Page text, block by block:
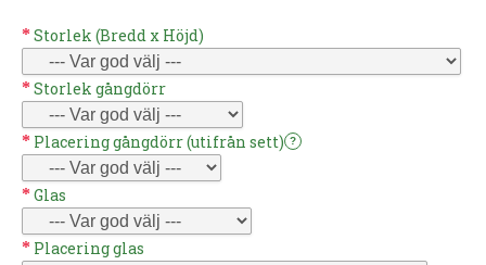
Storlek (Bredd x Höjd)
Storlek gångdörr
Placering gångdörr (utifrån sett) ?
Glas
Placering glas